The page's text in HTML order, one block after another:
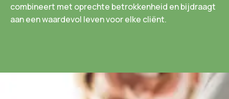
combineert met oprechte betrokkenheid en bijdraagt
aan een waardevol leven voor elke cliënt.